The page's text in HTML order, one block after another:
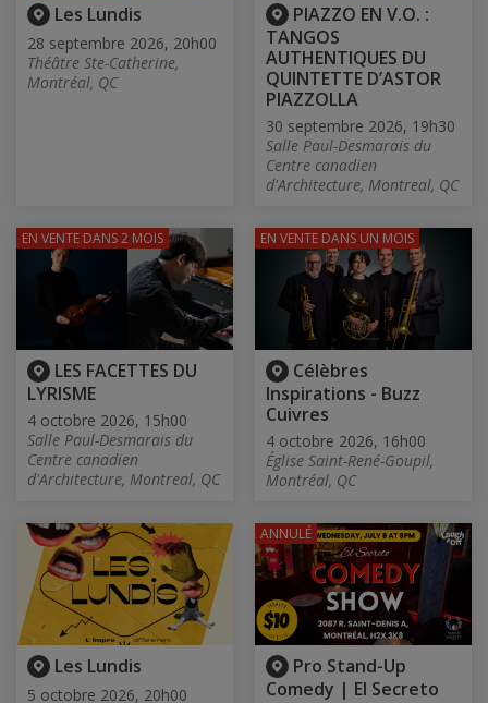
Les Lundis
28 septembre 2026, 20h00
Théâtre Ste-Catherine,
Montréal, QC
PIAZZO EN V.O. :
TANGOS
AUTHENTIQUES DU
QUINTETTE D’ASTOR
PIAZZOLLA
30 septembre 2026, 19h30
Salle Paul-Desmarais du
Centre canadien
d'Architecture, Montreal, QC
LES FACETTES DU
LYRISME
4 octobre 2026, 15h00
Salle Paul-Desmarais du
Centre canadien
d'Architecture, Montreal, QC
EN VENTE DANS 2 MOIS
Célèbres
Inspirations - Buzz
Cuivres
4 octobre 2026, 16h00
Église Saint-René-Goupil,
Montréal, QC
EN VENTE DANS UN MOIS
Les Lundis
5 octobre 2026, 20h00
Pro Stand-Up
Comedy | El Secreto
ANNULÉ